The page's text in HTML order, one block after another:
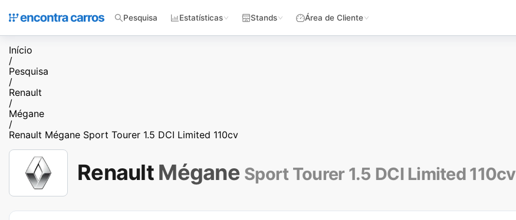
Pesquisa Estatísticas Stands Área de Cliente
Início
/
Pesquisa
/
Renault
/
Mégane
/
Renault Mégane Sport Tourer 1.5 DCI Limited 110cv
Renault Mégane Sport Tourer 1.5 DCI Limited 110cv